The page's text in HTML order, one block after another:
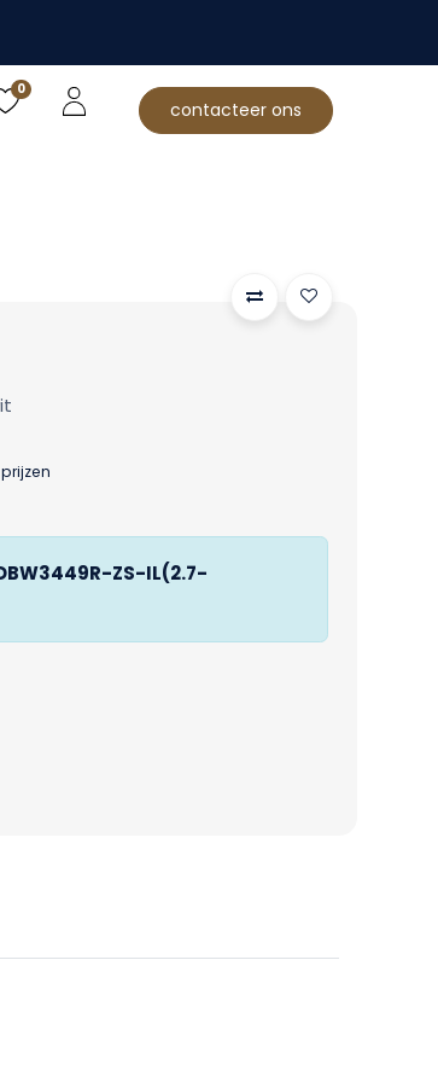
0
contacteer ons
ZS-IL(2.7-